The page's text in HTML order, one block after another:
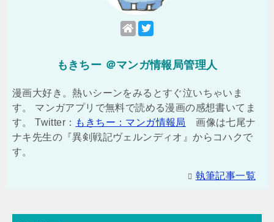
もきちー ＠マンガ情報局管理人
漫画大好き。熱いシーンをみるとすぐ泣いちゃいま
す。 マンガアプリで無料で読める漫画の感想書いてま
す。 Twitter： もきちー：マンガ情報局
画像は七尾ナ
ナキ先生の『異剣戦記ヴェルンディオ』からコハクで
す。
執筆記事一覧